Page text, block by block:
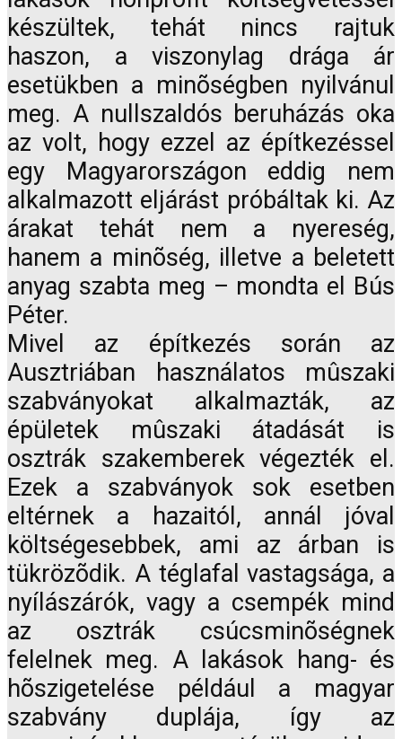
készültek, tehát nincs rajtuk
haszon, a viszonylag drága ár
esetükben a minõségben nyilvánul
meg. A nullszaldós beruházás oka
az volt, hogy ezzel az építkezéssel
egy Magyarországon eddig nem
alkalmazott eljárást próbáltak ki. Az
árakat tehát nem a nyereség,
hanem a minõség, illetve a beletett
anyag szabta meg – mondta el Bús
Péter.
Mivel az építkezés során az
Ausztriában használatos mûszaki
szabványokat alkalmazták, az
épületek mûszaki átadását is
osztrák szakemberek végezték el.
Ezek a szabványok sok esetben
eltérnek a hazaitól, annál jóval
költségesebbek, ami az árban is
tükrözõdik. A téglafal vastagsága, a
nyílászárók, vagy a csempék mind
az osztrák csúcsminõségnek
felelnek meg. A lakások hang- és
hõszigetelése például a magyar
szabvány duplája, így az